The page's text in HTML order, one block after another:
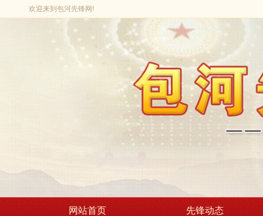
欢迎来到包河先锋网!
网站首页 先锋动态